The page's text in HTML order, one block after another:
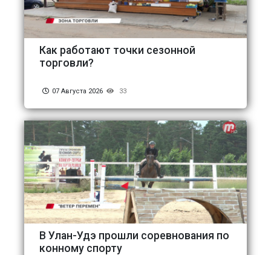
Как работают точки сезонной
торговли?
07 Августа 2026 33
В Улан-Удэ прошли соревнования по
конному спорту